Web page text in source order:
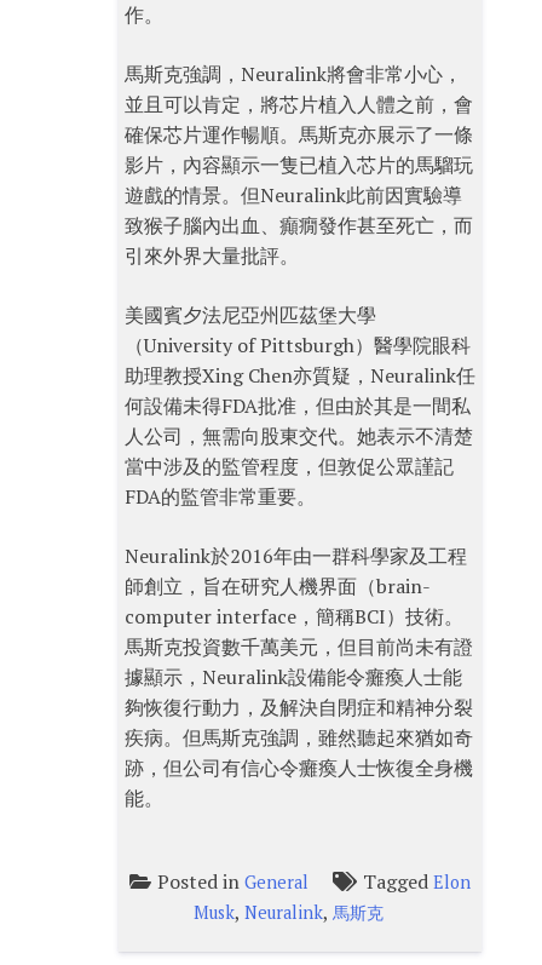
作。
馬斯克強調，Neuralink將會非常小心，
並且可以肯定，將芯片植入人體之前，會
確保芯片運作暢順。馬斯克亦展示了一條
影片，內容顯示一隻已植入芯片的馬騮玩
遊戲的情景。但Neuralink此前因實驗導
致猴子腦內出血、癲癇發作甚至死亡，而
引來外界大量批評。
美國賓夕法尼亞州匹茲堡大學
（University of Pittsburgh）醫學院眼科
助理教授Xing Chen亦質疑，Neuralink任
何設備未得FDA批准，但由於其是一間私
人公司，無需向股東交代。她表示不清楚
當中涉及的監管程度，但敦促公眾謹記
FDA的監管非常重要。
Neuralink於2016年由一群科學家及工程
師創立，旨在研究人機界面（brain-
computer interface，簡稱BCI）技術。
馬斯克投資數千萬美元，但目前尚未有證
據顯示，Neuralink設備能令癱瘓人士能
夠恢復行動力，及解決自閉症和精神分裂
疾病。但馬斯克強調，雖然聽起來猶如奇
跡，但公司有信心令癱瘓人士恢復全身機
能。
Posted inGeneral TaggedElon
Musk, Neuralink, 馬斯克